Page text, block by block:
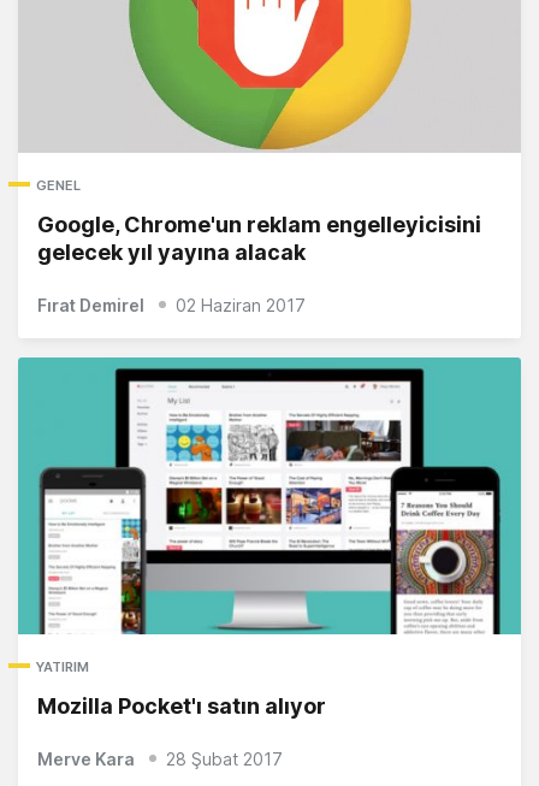
GENEL
Google, Chrome'un reklam engelleyicisini
gelecek yıl yayına alacak
Fırat Demirel 02 Haziran 2017
YATIRIM
Mozilla Pocket'ı satın alıyor
Merve Kara 28 Şubat 2017